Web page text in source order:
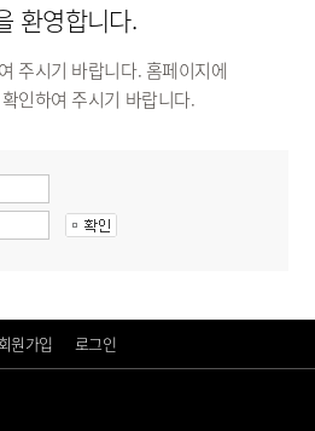
환영합니다.
주시기 바랍니다. 홈페이지에
인하여 주시기 바랍니다.
회원가입 로그인